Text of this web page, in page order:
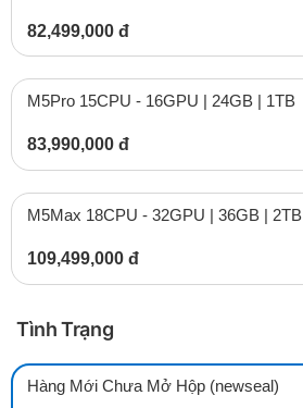
Tình Trạng
Hàng Mới Chưa Mở Hộp (newseal)
82,499,000 đ
M5Pro 15CPU - 16GPU | 24GB | 1TB
83,990,000 đ
M5Max 18CPU - 32GPU | 36GB | 2TB
109,499,000 đ